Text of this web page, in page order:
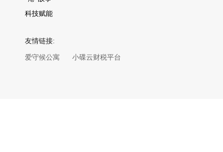
科技赋能
友情链接:
爱守候公寓 小碟云财税平台